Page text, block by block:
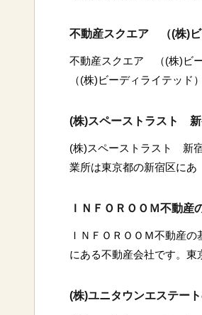
不動産スクエア （(株)ビ
不動産スクエア （(株)ビ
（(株)ビーディライテッド）
(株)スペーストラスト 新
(株)スペーストラスト 新
業所は東京都の新宿区にあ
ＩＮＦＯＲＯＯＭ不動産
ＩＮＦＯＲＯＯＭ不動産
にある不動産会社です。東
(株)ユニタウンエステー